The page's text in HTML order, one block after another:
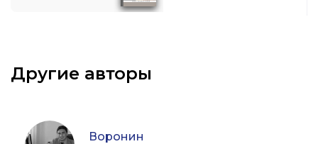
Другие авторы
Воронин